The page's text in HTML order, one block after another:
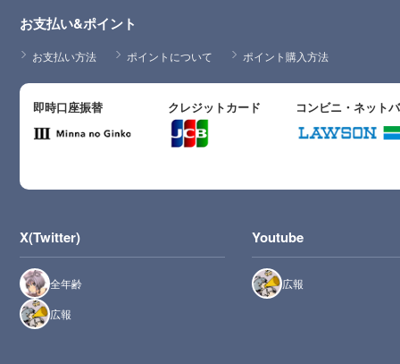
お支払い&ポイント
お支払い方法 ポイントについて ポイント購入方法
即時口座振替 クレジットカード コンビニ・ネット
X(Twitter)
全年齢
広報
Youtube
広報